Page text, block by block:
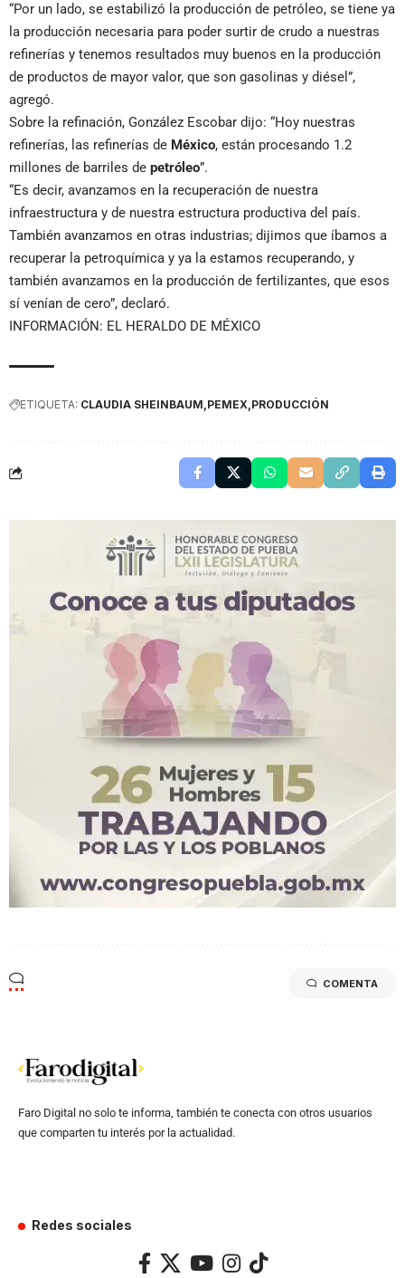
“Por un lado, se estabilizó la producción de petróleo, se tiene ya
la producción necesaria para poder surtir de crudo a nuestras
refinerías y tenemos resultados muy buenos en la producción
de productos de mayor valor, que son gasolinas y diésel”,
agregó.
Sobre la refinación, González Escobar dijo: “Hoy nuestras
refinerías, las refinerías de México, están procesando 1.2
millones de barriles de petróleo”.
“Es decir, avanzamos en la recuperación de nuestra
infraestructura y de nuestra estructura productiva del país.
También avanzamos en otras industrias; dijimos que íbamos a
recuperar la petroquímica y ya la estamos recuperando, y
también avanzamos en la producción de fertilizantes, que esos
sí venían de cero”, declaró.
INFORMACIÓN: EL HERALDO DE MÉXICO
ETIQUETA: CLAUDIA SHEINBAUM PEMEX PRODUCCIÓN
COMENTA
Faro Digital no solo te informa, también te conecta con otros usuarios
que comparten tu interés por la actualidad.
Redes sociales